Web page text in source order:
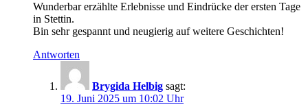
Wunderbar erzählte Erlebnisse und Eindrücke der ersten Tage
in Stettin.
Bin sehr gespannt und neugierig auf weitere Geschichten!
Antworten
Brygida Helbig sagt:
19. Juni 2025 um 10:02 Uhr